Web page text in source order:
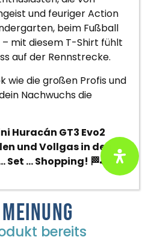
und feuriger Action
beim Fußball
mit diesem T-Shirt fühlt
auf der Rennstrecke.
wie die großen Profis und
Nachwuchs die
Huracán GT3 Evo2
und Vollgas in den
… Shopping! 🏁🚗💨
bereits